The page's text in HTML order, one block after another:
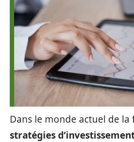
Dans le monde actuel de la
stratégies